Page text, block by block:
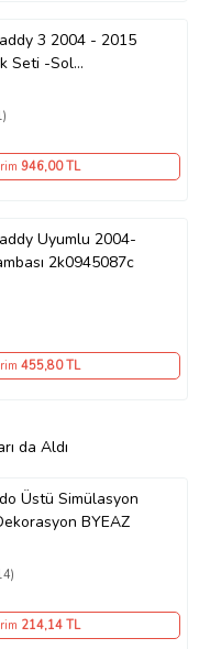
3 2004 - 2015
Seti -Sol
946,00 TL
2004-
2k0945087c
455,80 TL
da Aldı
Üstü Simülasyon
BYEAZ
214,14 TL